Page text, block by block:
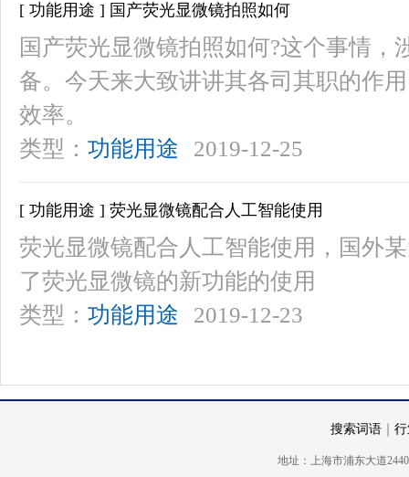
[ 功能用途 ] 国产荧光显微镜拍照如何
国产荧光显微镜拍照如何?这个事情
备。今天来大致讲讲其各司其职的作
效率。
类型： 功能用途 2019-12-25
[ 功能用途 ] 荧光显微镜配合人工智能使用
荧光显微镜配合人工智能使用，国外
了荧光显微镜的新功能的使用
类型： 功能用途 2019-12-23
搜索词语
地址：上海市浦东大道2440